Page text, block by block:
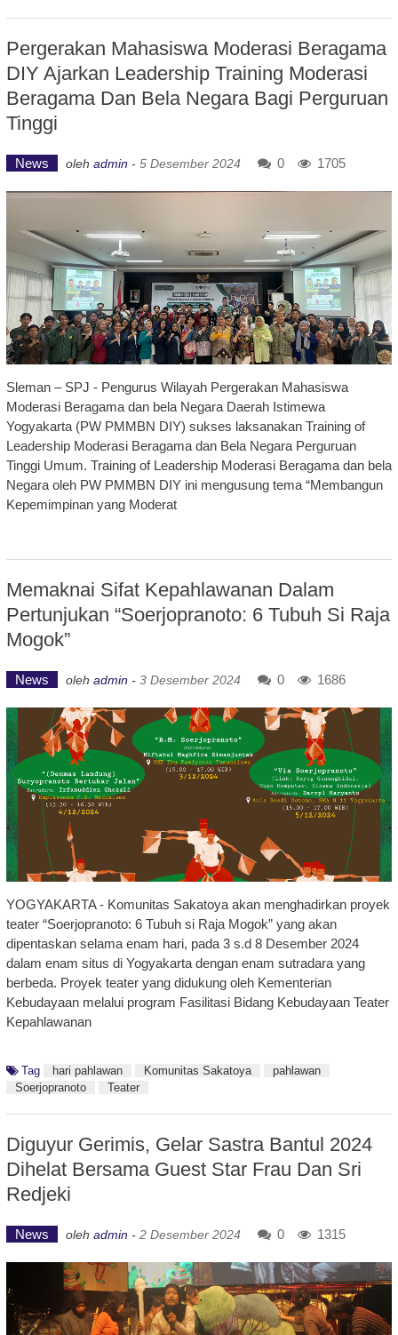
Pergerakan Mahasiswa Moderasi Beragama
DIY Ajarkan Leadership Training Moderasi
Beragama Dan Bela Negara Bagi Perguruan
Tinggi
News oleh admin - 5 Desember 2024 0 1705
Sleman – SPJ - Pengurus Wilayah Pergerakan Mahasiswa
Moderasi Beragama dan bela Negara Daerah Istimewa
Yogyakarta (PW PMMBN DIY) sukses laksanakan Training of
Leadership Moderasi Beragama dan Bela Negara Perguruan
Tinggi Umum. Training of Leadership Moderasi Beragama dan bela
Negara oleh PW PMMBN DIY ini mengusung tema “Membangun
Kepemimpinan yang Moderat
Memaknai Sifat Kepahlawanan Dalam
Pertunjukan “Soerjopranoto: 6 Tubuh Si Raja
Mogok”
News oleh admin - 3 Desember 2024 0 1686
YOGYAKARTA - Komunitas Sakatoya akan menghadirkan proyek
teater “Soerjopranoto: 6 Tubuh si Raja Mogok” yang akan
dipentaskan selama enam hari, pada 3 s.d 8 Desember 2024
dalam enam situs di Yogyakarta dengan enam sutradara yang
berbeda. Proyek teater yang didukung oleh Kementerian
Kebudayaan melalui program Fasilitasi Bidang Kebudayaan Teater
Kepahlawanan
Tag hari pahlawan Komunitas Sakatoya
pahlawan
Soerjopranoto
Teater
Diguyur Gerimis, Gelar Sastra Bantul 2024
Dihelat Bersama Guest Star Frau Dan Sri
Redjeki
News oleh admin - 2 Desember 2024 0 1315